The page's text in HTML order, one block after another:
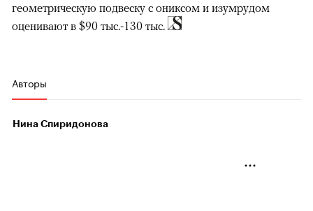
геометрическую подвеску с ониксом и изумрудом
оценивают в $90 тыс.-130 тыс.
Авторы
Нина Спиридонова